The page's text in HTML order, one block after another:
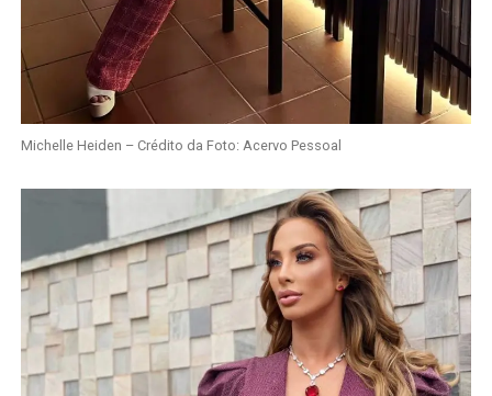
Michelle Heiden – Crédito da Foto: Acervo Pessoal